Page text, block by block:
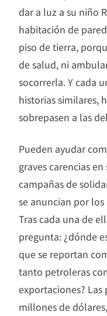
dar a luz a su niño
habitación de
piso de tierra,
de salud, ni
socorrerla. Y cada
historias similares,
sobrepasen a las
Pueden ayudar
graves carencias
campañas de
se anuncian por los
Tras cada una de
pregunta: ¿dónde
que se reportan
tanto petroleras
exportaciones?
millones de